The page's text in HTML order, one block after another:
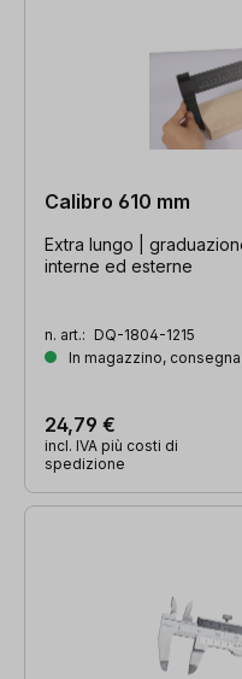
Calibro 610 mm
Extra lungo |
interne ed esterne
n. art.: DQ-1804-1215
In magazzino,
24,79 €
incl. IVA più costi di
spedizione